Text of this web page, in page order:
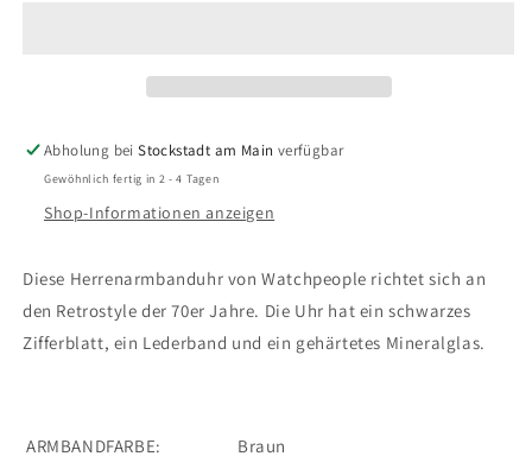
Abholung beiStockstadt am Main verfügbar
Gewöhnlich fertig in 2 - 4 Tagen
Shop-Informationen anzeigen
Diese Herrenarmbanduhr von Watchpeople richtet sich an
den Retrostyle der 70er Jahre. Die Uhr hat ein schwarzes
Zifferblatt, ein Lederband und ein gehärtetes Mineralglas.
ARMBANDFARBE:
Braun